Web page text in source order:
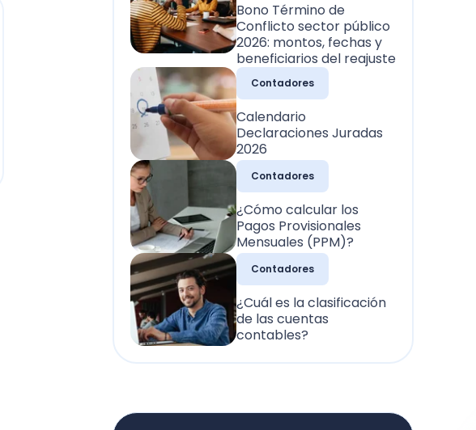
Bono Término de
Conflicto sector público
2026: montos, fechas y
beneficiarios del reajuste
Contadores
Calendario
Declaraciones Juradas
2026
Contadores
¿Cómo calcular los
Pagos Provisionales
Mensuales (PPM)?
Contadores
¿Cuál es la clasificación
de las cuentas
contables?